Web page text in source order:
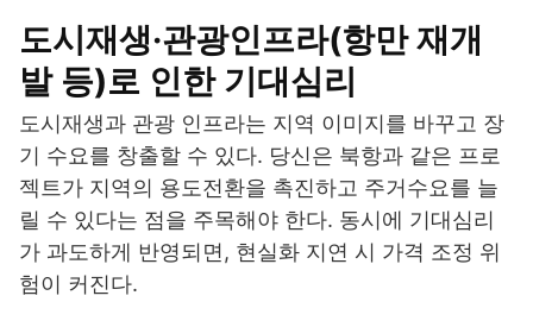
도시재생·관광인프라(항만 재개
발 등)로 인한 기대심리
도시재생과 관광 인프라는 지역 이미지를 바꾸고 장
기 수요를 창출할 수 있다. 당신은 북항과 같은 프로
젝트가 지역의 용도전환을 촉진하고 주거수요를 늘
릴 수 있다는 점을 주목해야 한다. 동시에 기대심리
가 과도하게 반영되면, 현실화 지연 시 가격 조정 위
험이 커진다.